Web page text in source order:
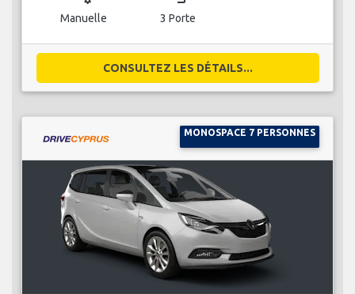
Manuelle 3 Porte
CONSULTEZ LES DÉTAILS...
MONOSPACE 7 PERSONNES